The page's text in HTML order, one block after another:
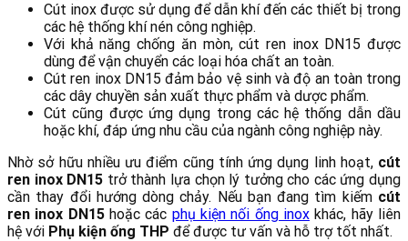
Cút inox được sử dụng để dẫn khí đến các thiết bị trong
các hệ thống khí nén công nghiệp.
Với khả năng chống ăn mòn, cút ren inox DN15 được
dùng để vận chuyển các loại hóa chất an toàn.
Cút ren inox DN15 đảm bảo vệ sinh và độ an toàn trong
các dây chuyền sản xuất thực phẩm và dược phẩm.
Cút cũng được ứng dụng trong các hệ thống dẫn dầu
hoặc khí, đáp ứng nhu cầu của ngành công nghiệp này.
Nhờ sở hữu nhiều ưu điểm cũng tính ứng dụng linh hoạt,cút
ren inox DN15 trở thành lựa chọn lý tưởng cho các ứng dụng
cần thay đổi hướng dòng chảy. Nếu bạn đang tìm kiếm cút
ren inox DN15hoặc các phụ kiện nối ống inox khác, hãy liên
hệ với Phụ kiện ống THP để được tư vấn và hỗ trợ tốt nhất.